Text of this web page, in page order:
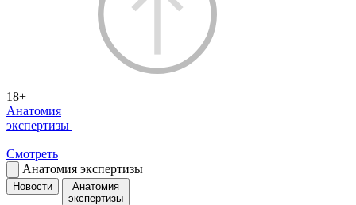
18+
Анатомия
экспертизы
Смотреть
Анатомия экспертизы
Новости
Анатомия
экспертизы